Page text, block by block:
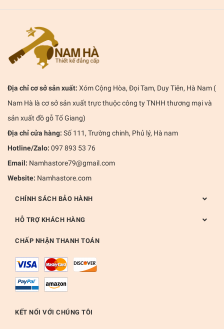
Địa chỉ cơ sở sản xuất: Xóm Cộng Hòa, Đọi Tam, Duy Tiên, Hà Nam (
Nam Hà là cơ sở sản xuất trực thuộc công ty TNHH thương mại và
sản xuất đồ gỗ Tố Giang)
Địa chỉ cửa hàng: Số 111, Trường chinh, Phủ lý, Hà nam
Hotline/Zalo: 097 893 53 76
Email: Namhastore79@gmail.com
Website: Namhastore.com
CHÍNH SÁCH BẢO HÀNH
HỖ TRỢ KHÁCH HÀNG
CHẤP NHẬN THANH TOÁN
KẾT NỐI VỚI CHÚNG TÔI